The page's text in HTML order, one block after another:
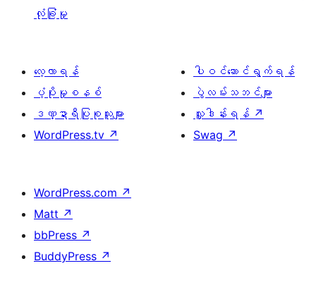
လုံခြုံမှု
လေ့လာရန်
ပံ့ပိုးမှုစနစ်
ဒဏ္ဍာရီပြုစုသူများ
WordPress.tv ↗
ပါဝင်ဆောင်ရွက်ရန်
ပွဲလမ်းသဘင်များ
လှူဒါန်းရန် ↗
Swag ↗
WordPress.com ↗
Matt ↗
bbPress ↗
BuddyPress ↗